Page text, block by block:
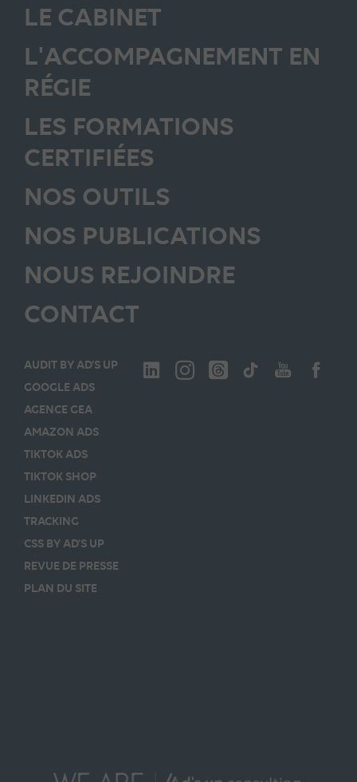
LE CABINET
L'ACCOMPAGNEMENT EN
RÉGIE
LES FORMATIONS
CERTIFIÉES
NOS OUTILS
NOS PUBLICATIONS
NOUS REJOINDRE
CONTACT
AUDIT BY AD’S UP
GOOGLE ADS
AGENCE GEA
AMAZON ADS
TIKTOK ADS
TIKTOK SHOP
LINKEDIN ADS
TRACKING
CSS BY AD’S UP
REVUE DE PRESSE
PLAN DU SITE